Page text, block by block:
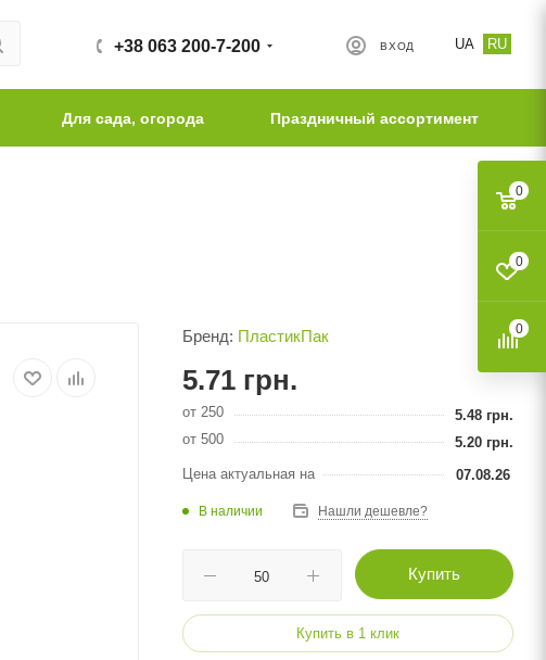
UA RU
ВХОД
+38 063 200-7-200
Для сада, огорода Праздничный ассортимент
Бренд: ПластикПак
5.71 грн.
от 250 5.48 грн.
от 500
5.20 грн.
Цена актуальная на
07.08.26
В наличии Нашли дешевле?
Купить
Купить в 1 клик
0
0
0